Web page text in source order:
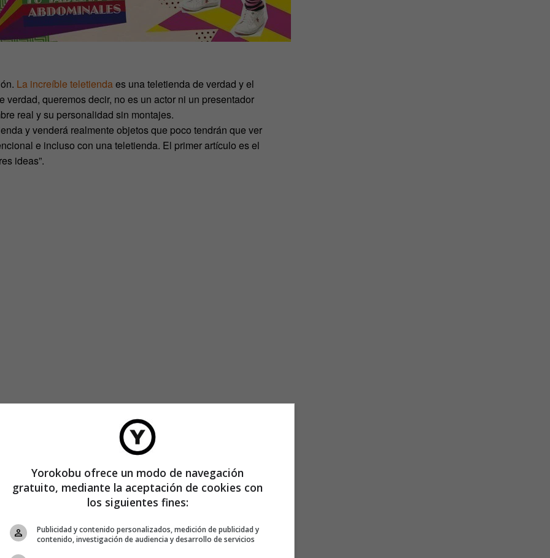
La increíble teletienda es una teletienda de verdad y el
verdad, queremos decir, no es un actor ni un presentador
real y su personalidad sin montajes.
y venderá realmente objetos que poco tendrán que ver
e incluso con una teletienda. El primer artículo es el
ideas”.
puesto a la venta. Han sido el regalo de inauguración de
personas que han escrito para solicitarlo.
trimestre. El próximo sí saldrá a la venta y se podrá
Olivares, director creativo de La Despensa. “Algunos
que nos gusten y que traigamos de Japón o EEUU o
que serán artículos con puntos muy creativos. Serán
páginas de venta, foros online y redes sociales, según
Yorokobu ofrece un modo de navegación
gratuito, mediante la aceptación de cookies con
los siguientes fines:
Publicidad y contenido personalizados, medición de publicidad y
contenido, investigación de audiencia y desarrollo de servicios